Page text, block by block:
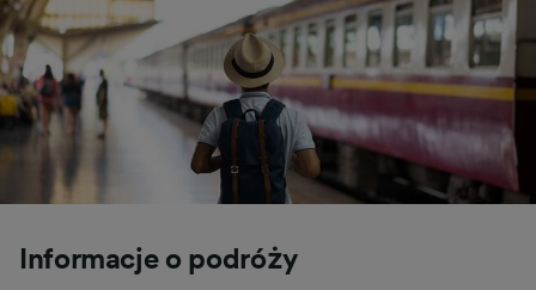
Informacje o podróży